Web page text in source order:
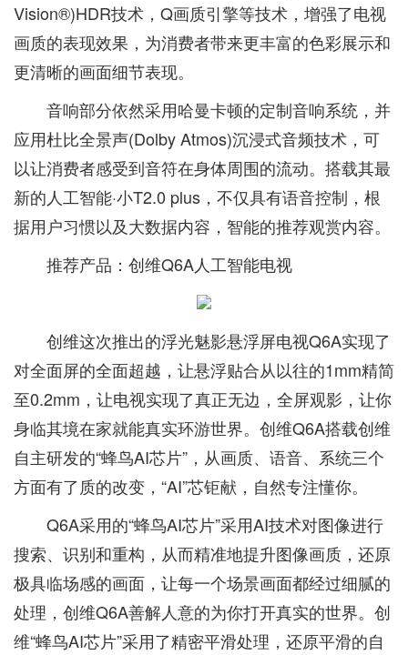
Vision®)HDR技术，Q画质引擎等技术，增强了电视
画质的表现效果，为消费者带来更丰富的色彩展示和
更清晰的画面细节表现。
音响部分依然采用哈曼卡顿的定制音响系统，并
应用杜比全景声(Dolby Atmos)沉浸式音频技术，可
以让消费者感受到音符在身体周围的流动。搭载其最
新的人工智能·小T2.0 plus，不仅具有语音控制，根
据用户习惯以及大数据内容，智能的推荐观赏内容。
推荐产品：创维Q6A人工智能电视
创维这次推出的浮光魅影悬浮屏电视Q6A实现了
对全面屏的全面超越，让悬浮贴合从以往的1mm精简
至0.2mm，让电视实现了真正无边，全屏观影，让你
身临其境在家就能真实环游世界。创维Q6A搭载创维
自主研发的“蜂鸟AI芯片”，从画质、语音、系统三个
方面有了质的改变，“AI”芯钜献，自然专注懂你。
Q6A采用的“蜂鸟AI芯片”采用AI技术对图像进行
搜索、识别和重构，从而精准地提升图像画质，还原
极具临场感的画面，让每一个场景画面都经过细腻的
处理，创维Q6A善解人意的为你打开真实的世界。创
维“蜂鸟AI芯片”采用了精密平滑处理，还原平滑的自